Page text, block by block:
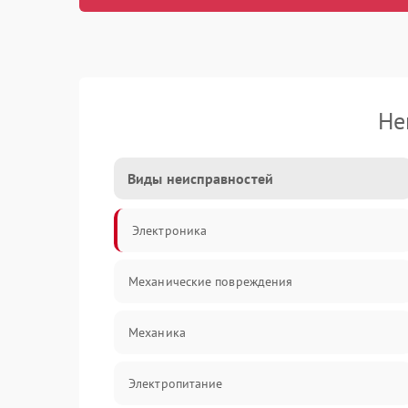
Виды неисправностей
Электроника
Механические повреждения
Механика
Электропитание